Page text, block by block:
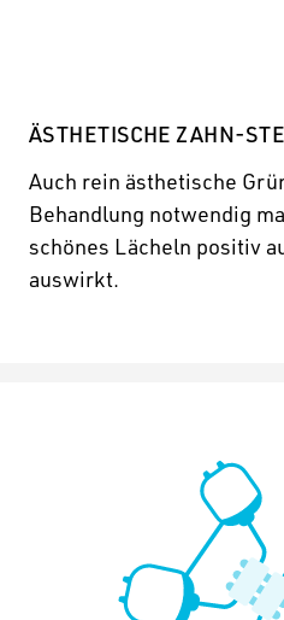
ÄSTHETISCHE ZAHN-
Auch rein ästhetische
Behandlung notwendig
schönes Lächeln positiv
auswirkt.